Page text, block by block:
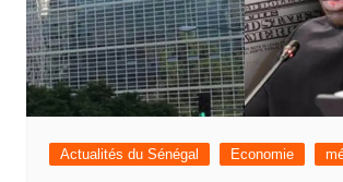
Actualités du Sénégal Economie